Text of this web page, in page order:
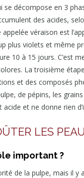
décompose en 3
des acides,
véraison est
plus violets et même
10 à 15 jours. C’est
La troisième
et des composés
de pépins, les
et ne donne rien
LES
important ?
de la pulpe, mais il